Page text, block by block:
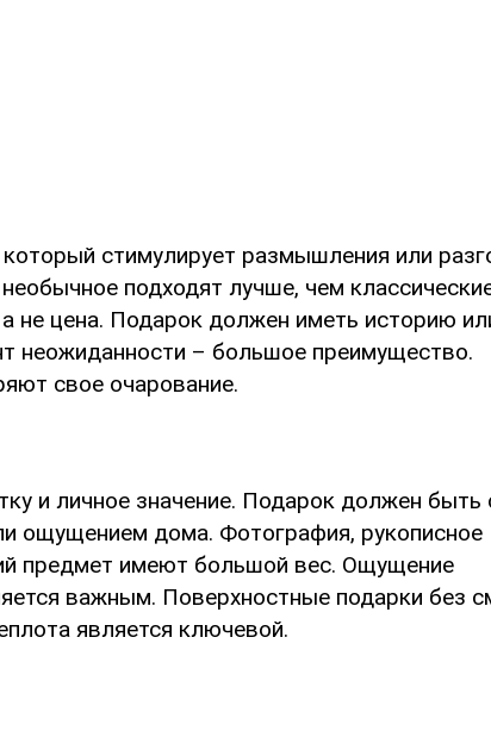
стимулирует размышления или
подходят лучше, чем
не цена. Подарок должен иметь историю
неожиданности – большое преимущество.
свое очарование.
и личное значение. Подарок должен быть
ощущением дома. Фотография, рукописное
предмет имеют большой вес. Ощущение
важным. Поверхностные подарки без
является ключевой.